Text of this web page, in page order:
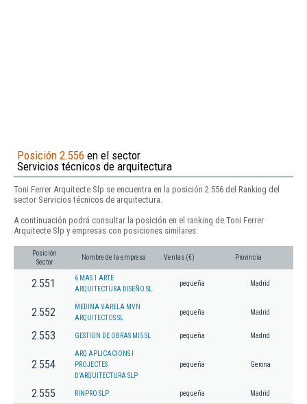
Posición 2.556 en el sector
Servicios técnicos de arquitectura
Toni Ferrer Arquitecte Slp se encuentra en la posición 2.556 del Ranking del
sector Servicios técnicos de arquitectura.
A continuación podrá consultar la posición en el ranking de Toni Ferrer
Arquitecte Slp y empresas con posiciones similares:
Posición
Sector
Nombre de la empresa Ventas (€) Provincia
2.551
6 MAS 1 ARTE
ARQUITECTURA DISEÑO SL.
pequeña Madrid
2.552
MEDINA VARELA MVN
ARQUITECTOS SL
pequeña Madrid
2.553 GESTION DE OBRAS MI5 SL pequeña Madrid
2.554
ARQ APLICACIONS I
PROJECTES
D'ARQUITECTURA SLP
pequeña Gerona
2.555 RINPRO SLP pequeña Madrid